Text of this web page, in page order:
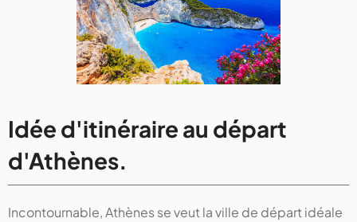
Idée d'itinéraire au départ
d'Athènes.
Incontournable, Athènes se veut la ville de départ idéale